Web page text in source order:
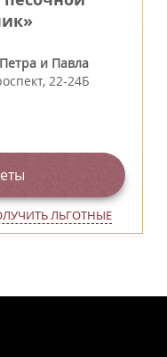
и Павла
22-24Б
ЛЬГОТНЫЕ